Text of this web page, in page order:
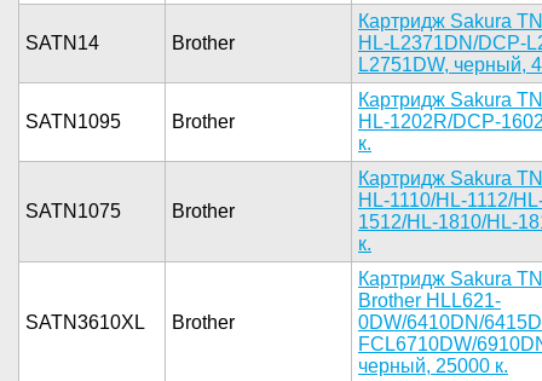
SATN14 Brother
Карт­ридж Sakur­a
H­L-L2371DN/­DCP-
L275­1DW, черны­й,
SATN1095 Brother
­Картридж S­akura
HL-12­02R/DCP-
к.­
SATN1075 Brother
Картридж ­Sakura
HL-1­110/HL-111­2/
1512/HL­-1810/HL-
к.­
SATN3610XL Brother
Карт­ридж Sakur­a
Brot­her HLL621­
0DW/6410DN­/
FCL6710DW/­
черный­, 25000 к.­